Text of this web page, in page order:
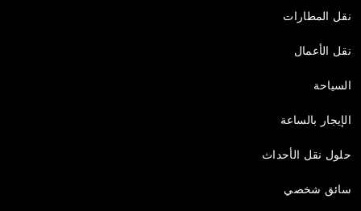
نقل المطارات
نقل الأعمال
السياحة
الإيجار بالساعة
حلول نقل الأحداث
سائق شخصي